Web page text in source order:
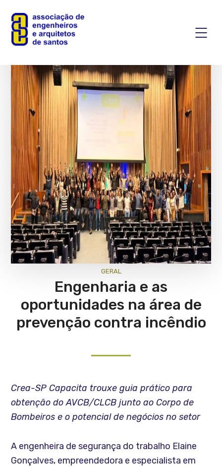
GERAL
Engenharia e as
oportunidades na área de
prevenção contra incêndio
Crea-SP Capacita trouxe guia prático para
obtenção do AVCB/CLCB junto ao Corpo de
Bombeiros e o potencial de negócios no setor
A engenheira de segurança do trabalho Elaine
Gonçalves, empreendedora e especialista em